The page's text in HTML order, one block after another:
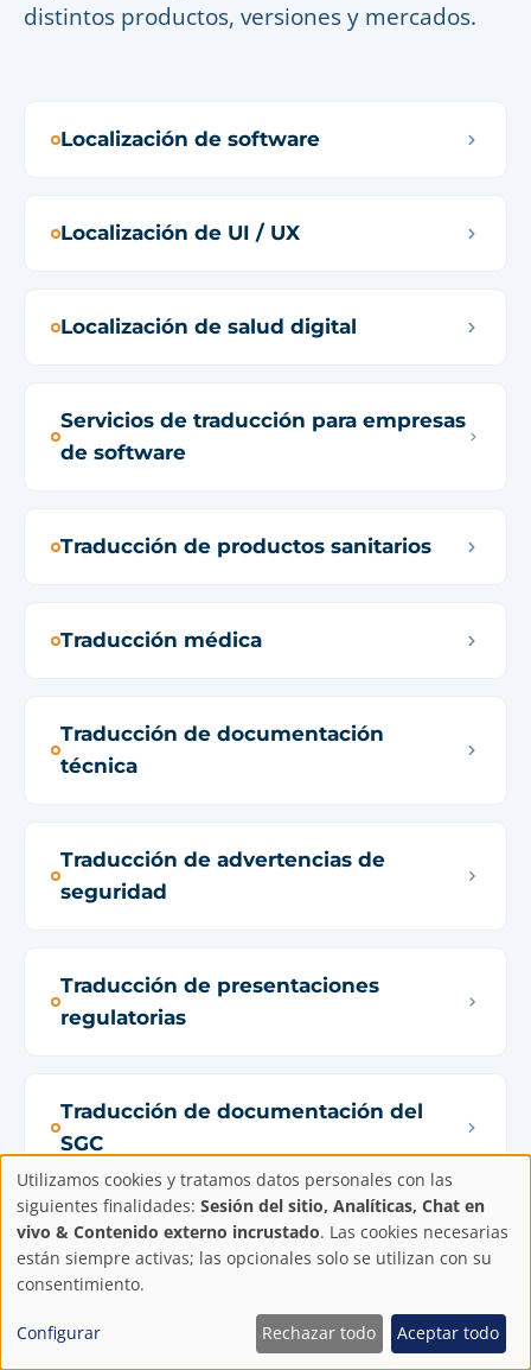
distintos productos, versiones y mercados.
Localización de software
Localización de UI / UX
Localización de salud digital
Servicios de traducción para empresas
de software
Traducción de productos sanitarios
Traducción médica
Traducción de documentación
técnica
Traducción de advertencias de
seguridad
Traducción de presentaciones
regulatorias
Traducción de documentación del
SGC
Gestión de la traducción para el SGC
CertLink
Configuración
de
privacidad
Utilizamos cookies y tratamos datos personales con las
siguientes finalidades: Sesión del sitio, Analíticas, Chat en
vivo & Contenido externo incrustado. Las cookies necesarias
están siempre activas; las opcionales solo se utilizan con su
consentimiento.
Configurar Rechazar todo Aceptar todo